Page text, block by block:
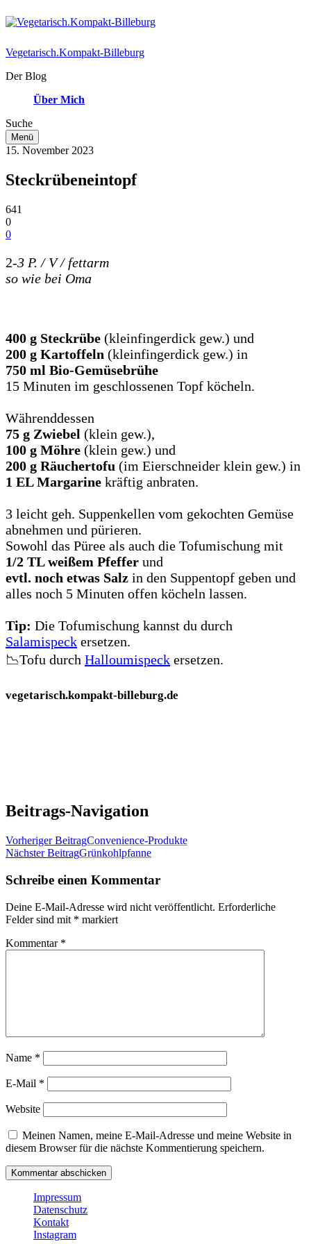
Vegetarisch.Kompakt-Billeburg
Der Blog
Über Mich
Suche
Menü
15. November 2023
Steckrübeneintopf
641
0
0
2-3 P. / V / fettarm
so wie bei Oma
400 g Steckrübe (kleinfingerdick gew.) und
200 g Kartoffeln (kleinfingerdick gew.) in
750 ml Bio-Gemüsebrühe
15 Minuten im geschlossenen Topf köcheln.
Währenddessen
75 g Zwiebel (klein gew.),
100 g Möhre (klein gew.) und
200 g Räuchertofu (im Eierschneider klein gew.) in
1 EL Margarine kräftig anbraten.
3 leicht geh. Suppenkellen vom gekochten Gemüse
abnehmen und pürieren.
Sowohl das Püree als auch die Tofumischung mit
1/2 TL weißem Pfeffer und
evtl. noch etwas Salz in den Suppentopf geben und
alles noch 5 Minuten offen köcheln lassen.
Tip: Die Tofumischung kannst du durch
Salamispeck ersetzen.
📉Tofu durch Halloumispeck ersetzen.
vegetarisch.kompakt-billeburg.de
Beitrags-Navigation
Vorheriger BeitragConvenience-Produkte
Nächster BeitragGrünkohlpfanne
Schreibe einen Kommentar
Deine E-Mail-Adresse wird nicht veröffentlicht. Erforderliche
Felder sind mit * markiert
Kommentar *
Name *
E-Mail *
Website
Meinen Namen, meine E-Mail-Adresse und meine Website in
diesem Browser für die nächste Kommentierung speichern.
Impressum
Datenschutz
Kontakt
Instagram